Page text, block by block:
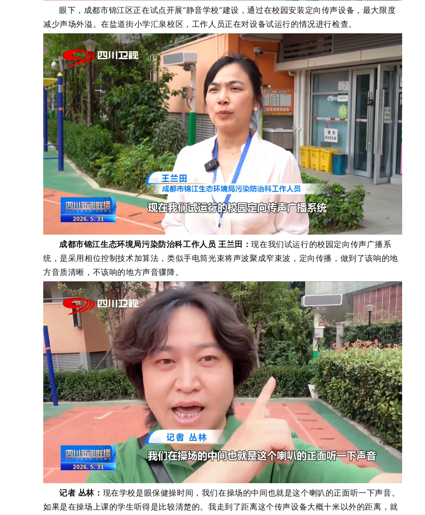
眼下，成都市锦江区正在试点开展“静音学校”建设，通过在校园安装定向传声设备，最大限度
减少声场外溢。在盐道街小学汇泉校区，工作人员正在对设备试运行的情况进行检查。
成都市锦江生态环境局污染防治科工作人员 王兰田：现在我们试运行的校园定向传声广播系
统，是采用相位控制技术加算法，类似手电筒光束将声波聚成窄束波，定向传播，做到了该响的地
方音质清晰，不该响的地方声音骤降。
记者 丛林： 现在学校是眼保健操时间，我们在操场的中间也就是这个喇叭的正面听一下声音。
如果是在操场上课的学生听得是比较清楚的。我走到了距离这个传声设备大概十米以外的距离，就